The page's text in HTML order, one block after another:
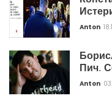
Anton
Пич.
Anton